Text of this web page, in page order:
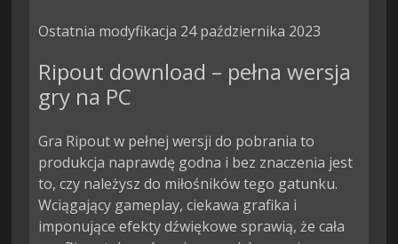
Ostatnia modyfikacja 24 października 2023
Ripout download – pełna wersja
gry na PC
Gra Ripout w pełnej wersji do pobrania to
produkcja naprawdę godna i bez znaczenia jest
to, czy należysz do miłośników tego gatunku.
Wciągający gameplay, ciekawa grafika i
imponujące efekty dźwiękowe sprawią, że cała